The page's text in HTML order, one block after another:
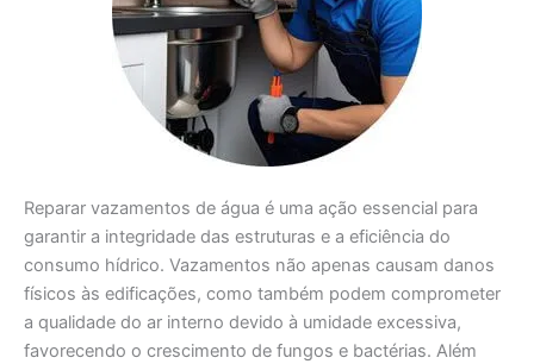
Reparar vazamentos de água é uma ação essencial para
garantir a integridade das estruturas e a eficiência do
consumo hídrico. Vazamentos não apenas causam danos
físicos às edificações, como também podem comprometer
a qualidade do ar interno devido à umidade excessiva,
favorecendo o crescimento de fungos e bactérias. Além